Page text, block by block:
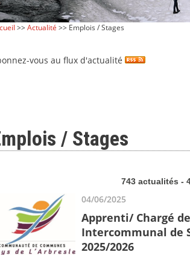
>>Actualité >> Emplois / Stages
vous au flux d'actualité
/ Stages
743 actualités -
04/06/2025
Apprenti/ Chargé
Intercommunal de
2025/2026